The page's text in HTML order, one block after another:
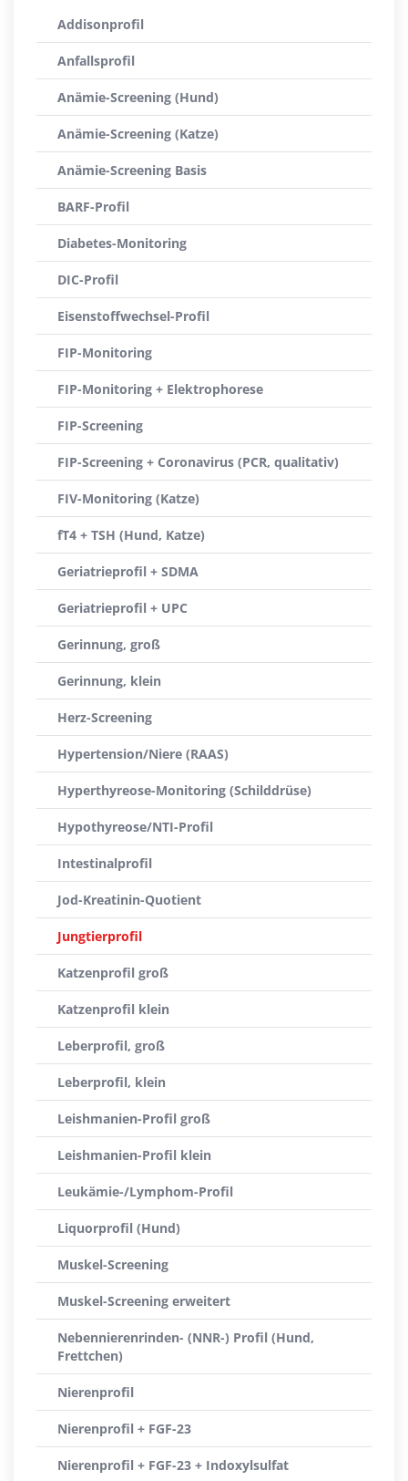
Addisonprofil
Anfallsprofil
Anämie-Screening (Hund)
Anämie-Screening (Katze)
Anämie-Screening Basis
BARF-Profil
Diabetes-Monitoring
DIC-Profil
Eisenstoffwechsel-Profil
FIP-Monitoring
FIP-Monitoring + Elektrophorese
FIP-Screening
FIP-Screening + Coronavirus (PCR, qualitativ)
FIV-Monitoring (Katze)
fT4 + TSH (Hund, Katze)
Geriatrieprofil + SDMA
Geriatrieprofil + UPC
Gerinnung, groß
Gerinnung, klein
Herz-Screening
Hypertension/Niere (RAAS)
Hyperthyreose-Monitoring (Schilddrüse)
Hypothyreose/NTI-Profil
Intestinalprofil
Jod-Kreatinin-Quotient
Jungtierprofil
Katzenprofil groß
Katzenprofil klein
Leberprofil, groß
Leberprofil, klein
Leishmanien-Profil groß
Leishmanien-Profil klein
Leukämie-/Lymphom-Profil
Liquorprofil (Hund)
Muskel-Screening
Muskel-Screening erweitert
Nebennierenrinden- (NNR-) Profil (Hund,
Frettchen)
Nierenprofil
Nierenprofil + FGF-23
Nierenprofil + FGF-23 + Indoxylsulfat